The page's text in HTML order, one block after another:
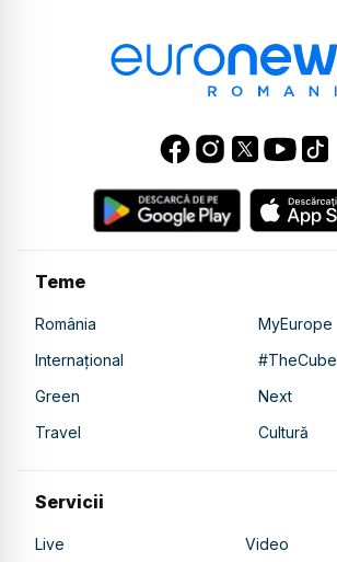
Teme
România
MyEurope
Internațional
#TheCube
Green
Next
Travel
Cultură
Servicii
Live Video